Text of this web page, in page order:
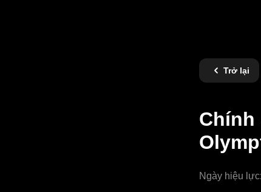
Trở lại
Ngày hiệu